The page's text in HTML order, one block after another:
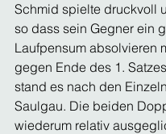
Schmid spielte druckvoll
so dass sein Gegner ein
Laufpensum absolvieren
gegen Ende des 1.
stand es nach den
Saulgau. Die beiden
wiederum relativ